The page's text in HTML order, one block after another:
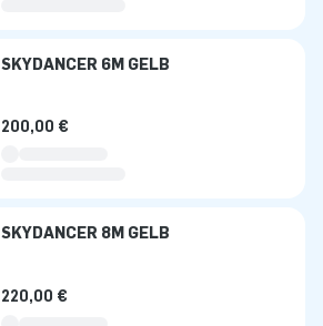
SKYDANCER 6M GELB
200,00 €
SKYDANCER 8M GELB
220,00 €